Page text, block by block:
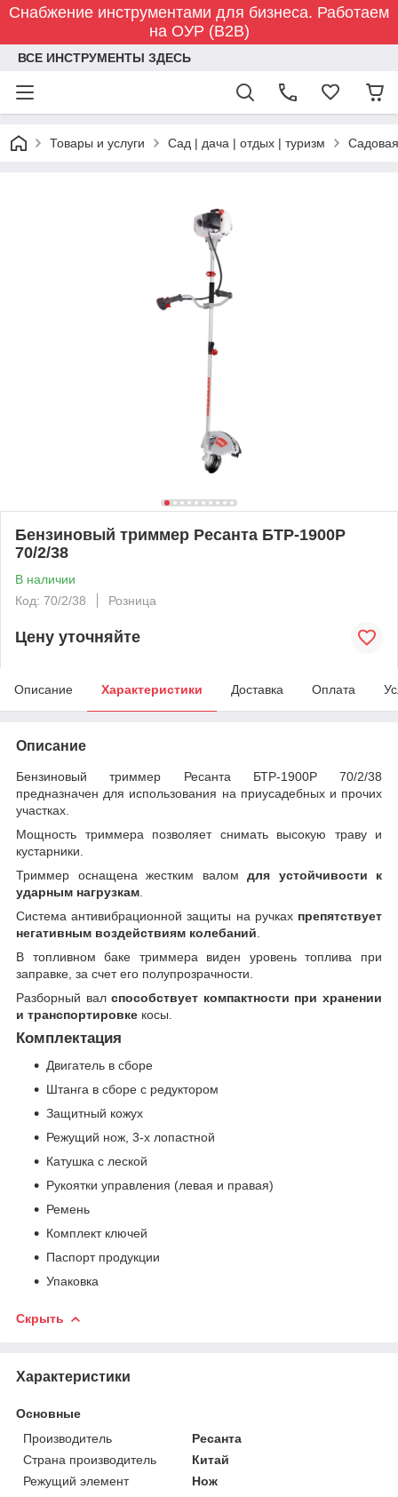
Снабжение инструментами для бизнеса. Работаем
на ОУР (B2B)
ВСЕ ИНСТРУМЕНТЫ ЗДЕСЬ
Товары и услуги Сад | дача | отдых | туризм
Бензиновый триммер Ресанта БТР-1900Р
70/2/38
В наличии
Код: 70/2/38
Розница
Цену уточняйте
Описание Характеристики Доставка Оплата
Описание
Бензиновый триммер Ресанта БТР-1900Р 70/2/38
предназначен для использования на приусадебных и прочих
участках.
Мощность триммера позволяет снимать высокую траву и
кустарники.
Триммер оснащена жестким валом для устойчивости к
ударным нагрузкам
Система антивибрационной защиты на ручках препятствует
негативным воздействиям колебаний
В топливном баке триммера виден уровень топлива при
заправке, за счет его полупрозрачности.
Разборный валспособствует компактности при хранении
и транспортировке косы.
Комплектация
Двигатель в сборе
Штанга в сборе с редуктором
Защитный кожух
Режущий нож, 3-х лопастной
Катушка с леской
Рукоятки управления (левая и правая)
Ремень
Комплект ключей
Паспорт продукции
Упаковка
Скрыть
Характеристики
Основные
Производитель
Ресанта
Страна производитель
Китай
Режущий элемент
Нож